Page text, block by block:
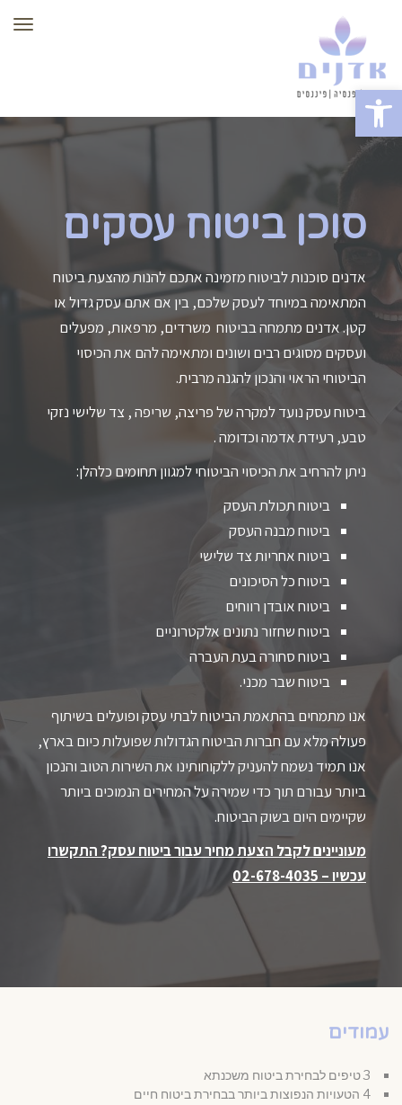
פתח סרגל נגישות
סוכן ביטוח עסקים
אדנים סוכנות לביטוח מזמינה אתכם להנות מהצעת ביטוח
המתאימה במיוחד לעסק שלכם, בין אם אתם עסק גדול או
קטן. אדנים מתמחה בביטוח משרדים, מרפאות, מפעלים
ועסקים מסוגים רבים ושונים ומתאימה להם את הכיסוי
הביטוחי הראוי והנכון להגנה מרבית.
ביטוח עסק נועד למקרה של פריצה, שריפה , צד שלישי נזקי
טבע, רעידת אדמה וכדומה .
ניתן להרחיב את הכיסוי הביטוחי למגוון תחומים כלהלן:
ביטוח תכולת העסק
ביטוח מבנה העסק
ביטוח אחריות צד שלישי
ביטוח כל הסיכונים
ביטוח אובדן רווחים
ביטוח שחזור נתונים אלקטרוניים
ביטוח סחורה בעת העברה
ביטוח שבר מכני.
אנו מתמחים בהתאמת הביטוח לבתי עסק ופועלים בשיתוף
פעולה מלא עם חברות הביטוח הגדולות שפועלות כיום בארץ,
אנו תמיד נשמח להעניק ללקוחותינו את השירות הטוב והנכון
ביותר עבורם תוך כדי שמירה על המחירים הנמוכים ביותר
שקיימים היום בשוק הביטוח.
מעוניינים לקבל הצעת מחיר עבור ביטוח עסק? התקשרו
עכשיו – 02-678-4035
עמודים
3 טיפים לבחירת ביטוח משכנתא
4 הטעויות הנפוצות ביותר בבחירת ביטוח חיים